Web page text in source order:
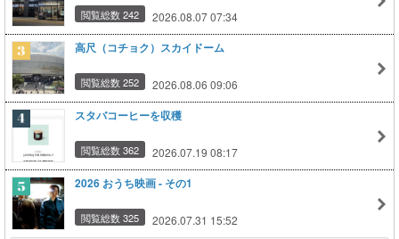
閲覧総数 242 2026.08.07 07:34
高尺（コチョク）スカイドーム
閲覧総数 252 2026.08.06 09:06
スタバコーヒーを収穫
閲覧総数 362 2026.07.19 08:17
2026 おうち映画 - その1
閲覧総数 325 2026.07.31 15:52